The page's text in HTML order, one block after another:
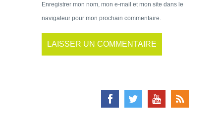
Enregistrer mon nom, mon e-mail et mon site dans le
navigateur pour mon prochain commentaire.